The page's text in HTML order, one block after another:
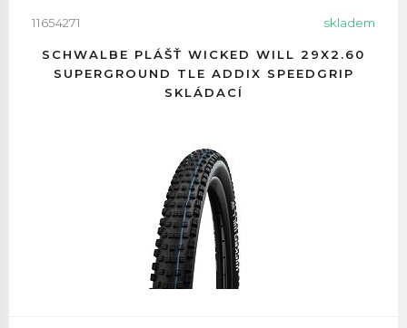
11654271 skladem
SCHWALBE PLÁŠŤ WICKED WILL 29X2.60
SUPERGROUND TLE ADDIX SPEEDGRIP
SKLÁDACÍ